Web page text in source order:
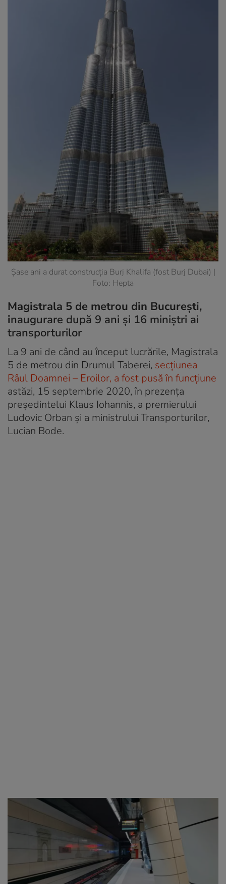
Șase ani a durat construcția Burj Khalifa (fost Burj Dubai) |
Foto: Hepta
Magistrala 5 de metrou din București,
inaugurare după 9 ani și 16 miniștri ai
transporturilor
La 9 ani de când au început lucrările, Magistrala
5 de metrou din Drumul Taberei, secțiunea
Râul Doamnei – Eroilor, a fost pusă în funcțiune
astăzi, 15 septembrie 2020, în prezența
președintelui Klaus Iohannis, a premierului
Ludovic Orban și a ministrului Transporturilor,
Lucian Bode.